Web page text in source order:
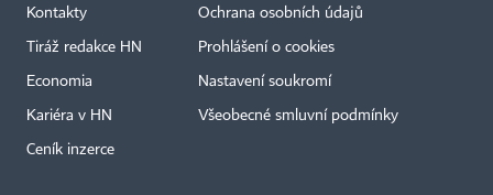
Kontakty
Tiráž redakce HN
Economia
Kariéra v HN
Ceník inzerce
Ochrana osobních údajů
Prohlášení o cookies
Nastavení soukromí
Všeobecné smluvní podmínky